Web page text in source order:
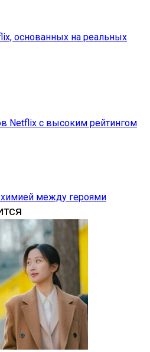
основанных на реальных
Netflix с высоким рейтингом
между героями